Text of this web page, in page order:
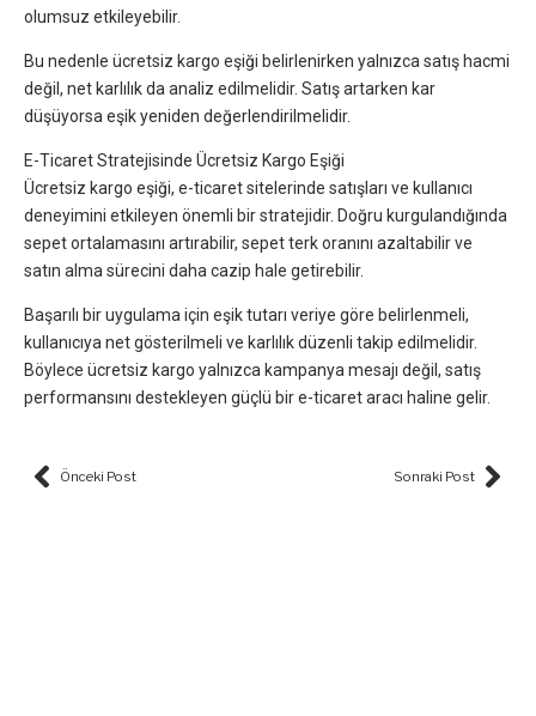
olumsuz etkileyebilir.
Bu nedenle ücretsiz kargo eşiği belirlenirken yalnızca satış hacmi
değil, net karlılık da analiz edilmelidir. Satış artarken kar
düşüyorsa eşik yeniden değerlendirilmelidir.
E-Ticaret Stratejisinde Ücretsiz Kargo Eşiği
Ücretsiz kargo eşiği, e-ticaret sitelerinde satışları ve kullanıcı
deneyimini etkileyen önemli bir stratejidir. Doğru kurgulandığında
sepet ortalamasını artırabilir, sepet terk oranını azaltabilir ve
satın alma sürecini daha cazip hale getirebilir.
Başarılı bir uygulama için eşik tutarı veriye göre belirlenmeli,
kullanıcıya net gösterilmeli ve karlılık düzenli takip edilmelidir.
Böylece ücretsiz kargo yalnızca kampanya mesajı değil, satış
performansını destekleyen güçlü bir e-ticaret aracı haline gelir.
Prev
Önceki Post Sonraki Post